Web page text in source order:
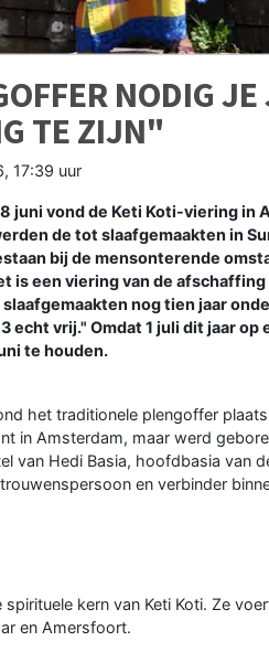
NODIG JE
TE ZIJN"
17:39 uur
juni vond de Keti Koti-viering in
de tot slaafgemaakten in
bij de mensonterende
is een viering van de
nog tien jaar
echt vrij." Omdat 1 juli dit jaar
te houden.
het traditionele plengoffer
in Amsterdam, maar werd
van Hedi Basia, hoofdbasia van
en verbinder
kern van Keti Koti. Ze
en Amersfoort.